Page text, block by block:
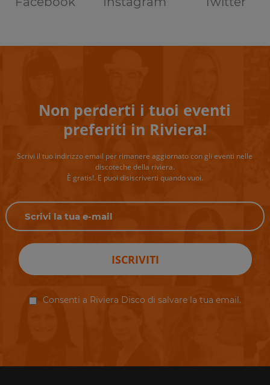
Non perderti i tuoi eventi
preferiti in Riviera!
Scrivi il tuo indirizzo email per rimanere aggiornato con gli eventi nelle
discoteche della riviera.
È gratis!. E puoi disiscriverti quando vuoi.
ISCRIVITI
Consenti a Riviera Disco di salvare la tua email.